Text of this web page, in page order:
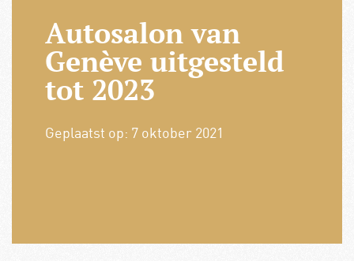
Autosalon van
Genève uitgesteld
tot 2023
Geplaatst op: 7 oktober 2021